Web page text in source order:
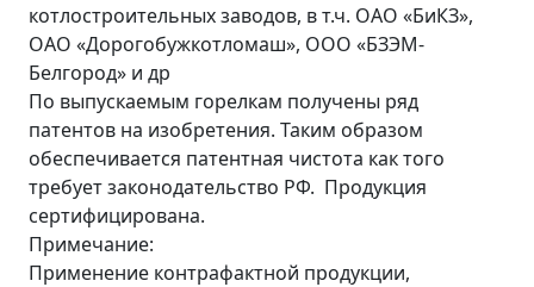
котлостроительных заводов, в т.ч. ОАО «БиКЗ»,
ОАО «Дорогобужкотломаш», ООО «БЗЭМ-
Белгород» и др
По выпускаемым горелкам получены ряд
патентов на изобретения. Таким образом
обеспечивается патентная чистота как того
требует законодательство РФ. Продукция
сертифицирована.
Примечание:
Применение контрафактной продукции,